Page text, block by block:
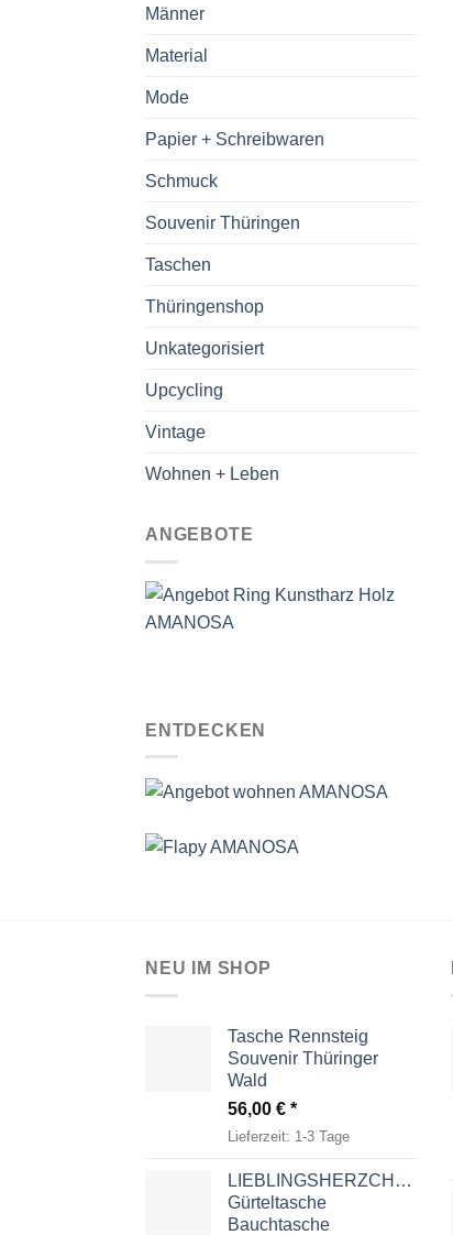
Männer
Material
Mode
Papier + Schreibwaren
Schmuck
Souvenir Thüringen
Taschen
Thüringenshop
Unkategorisiert
Upcycling
Vintage
Wohnen + Leben
ANGEBOTE
ENTDECKEN
NEU IM SHOP
Tasche Rennsteig
Souvenir Thüringer
Wald
56,00 €
Lieferzeit: 1-3 Tage
LIEBLINGSHERZCHEN
Gürteltasche
Bauchtasche